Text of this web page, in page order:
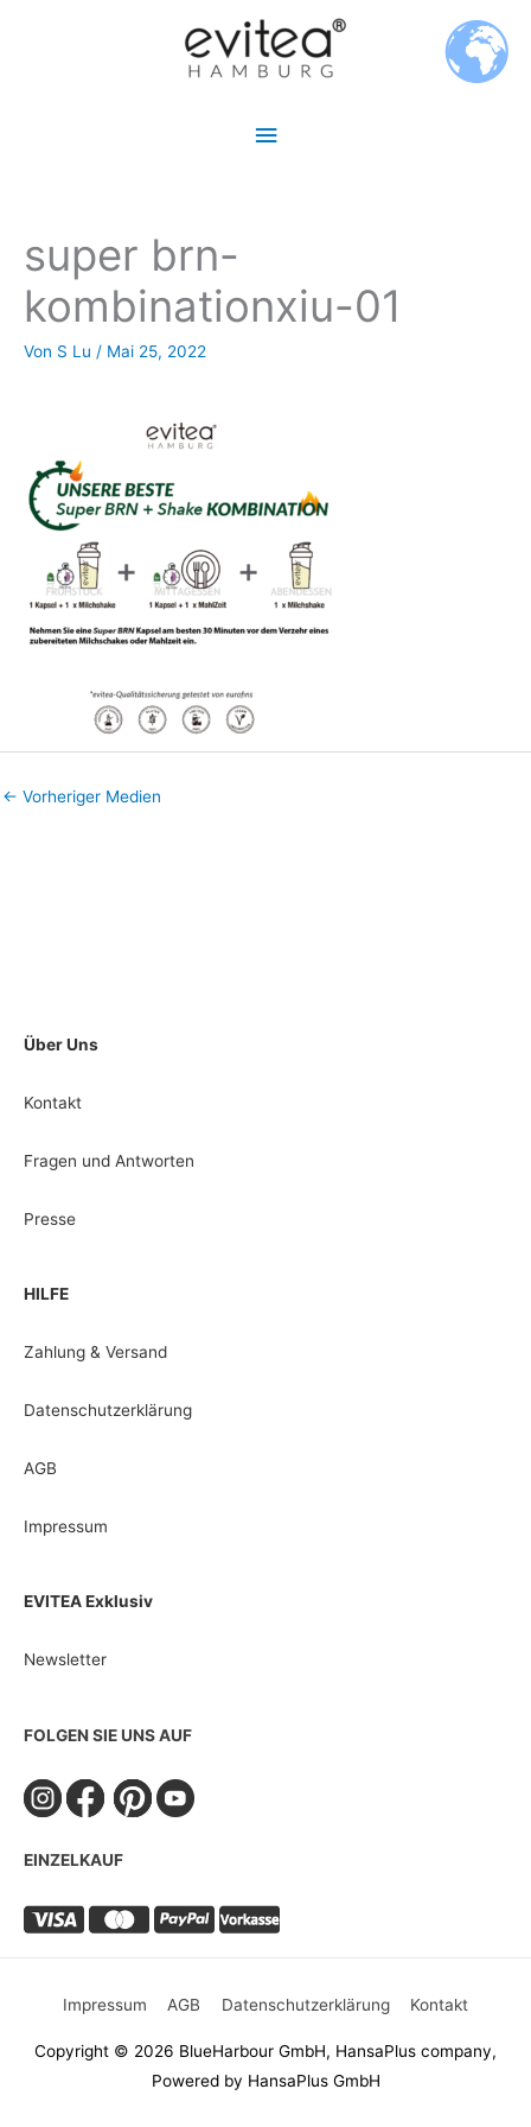
Hauptmenü
super brn-
kombinationxiu-01
Von S Lu / Mai 25, 2022
← Vorheriger Medien
Über Uns
Kontakt
Fragen und Antworten
Presse
HILFE
Zahlung & Versand
Datenschutzerklärung
AGB
Impressum
EVITEA Exklusiv
Newsletter
FOLGEN SIE UNS AUF
EINZELKAUF
Impressum AGB Datenschutzerklärung Kontakt
Copyright © 2026 BlueHarbour GmbH, HansaPlus company,
Powered by HansaPlus GmbH